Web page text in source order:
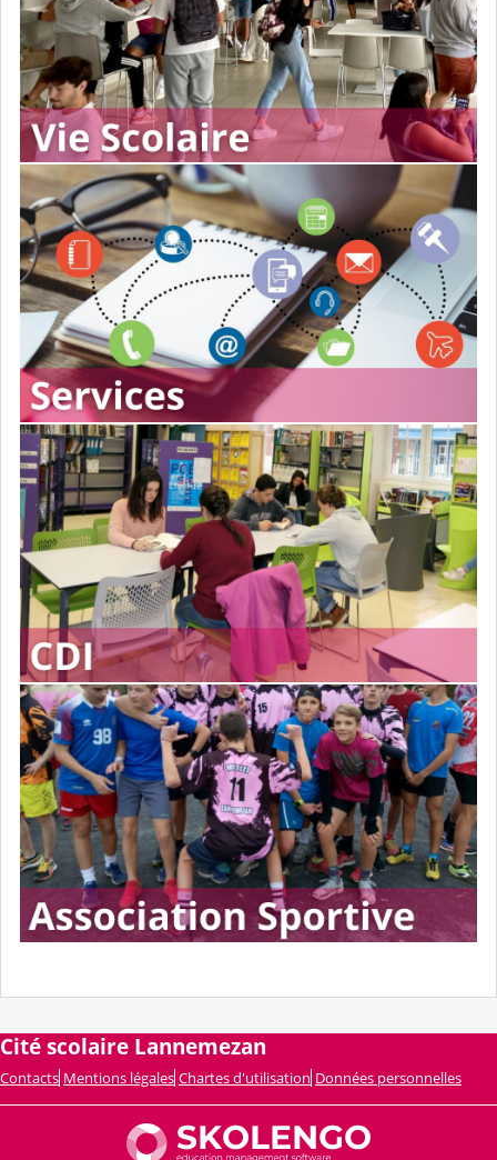
Cité scolaire Lannemezan
Contacts Mentions légales Chartes d'utilisation Données personnelles